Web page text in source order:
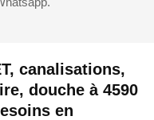
canalisations,
douche à 4590
en